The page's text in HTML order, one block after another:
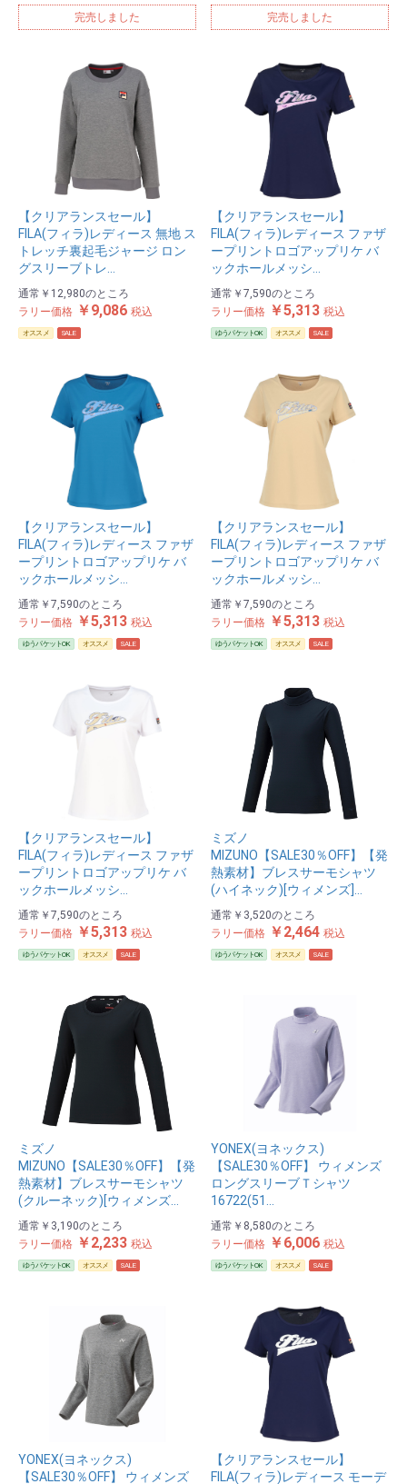
完売しました 完売しました
【クリアランスセール】
FILA(フィラ)レディース 無地 ス
トレッチ裏起毛ジャージ ロン
グスリーブトレ…
通常 ￥12,980のところ
ラリー価格 ￥9,086 税込
オススメ SALE
【クリアランスセール】
FILA(フィラ)レディース ファザ
ープリントロゴアップリケ バ
ックホールメッシ…
通常 ￥7,590のところ
ラリー価格 ￥5,313 税込
ゆうパケットOK オススメ SALE
【クリアランスセール】
FILA(フィラ)レディース ファザ
ープリントロゴアップリケ バ
ックホールメッシ…
通常 ￥7,590のところ
ラリー価格 ￥5,313 税込
ゆうパケットOK オススメ SALE
【クリアランスセール】
FILA(フィラ)レディース ファザ
ープリントロゴアップリケ バ
ックホールメッシ…
通常 ￥7,590のところ
ラリー価格 ￥5,313 税込
ゆうパケットOK オススメ SALE
【クリアランスセール】
FILA(フィラ)レディース ファザ
ープリントロゴアップリケ バ
ックホールメッシ…
通常 ￥7,590のところ
ラリー価格 ￥5,313 税込
ゆうパケットOK オススメ SALE
ミズノ
MIZUNO【SALE30％OFF】【発
熱素材】ブレスサーモシャツ
(ハイネック)[ウィメンズ]…
通常 ￥3,520のところ
ラリー価格 ￥2,464 税込
ゆうパケットOK オススメ SALE
ミズノ
MIZUNO【SALE30％OFF】【発
熱素材】ブレスサーモシャツ
(クルーネック)[ウィメンズ…
通常 ￥3,190のところ
ラリー価格 ￥2,233 税込
ゆうパケットOK オススメ SALE
YONEX(ヨネックス)
【SALE30％OFF】 ウィメンズ
ロングスリーブＴシャツ
16722(51…
通常 ￥8,580のところ
ラリー価格 ￥6,006 税込
ゆうパケットOK オススメ SALE
YONEX(ヨネックス)
【SALE30％OFF】 ウィメンズ
【クリアランスセール】
FILA(フィラ)レディース モーデ